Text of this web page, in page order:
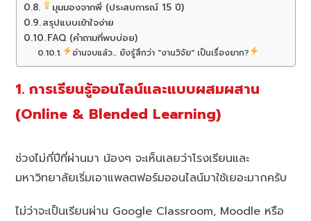
มุมมองจากพี่ (ประสบการณ์ 15 ปี)
สรุปแบบเข้าใจง่าย
FAQ (คำถามที่พบบ่อย)
อ่านจบแล้ว... ยังรู้สึกว่า "งานวิจัย" เป็นเรื่องยาก?
1. การเรียนรู้ออนไลน์และแบบผสมผสาน
(Online & Blended Learning)
ช่วงไม่กี่ปีที่ผ่านมา น้องๆ จะเห็นเลยว่าโรงเรียนและ
มหาวิทยาลัยเริ่มเอาแพลตฟอร์มออนไลน์มาใช้เยอะมากครับ
ไม่ว่าจะเป็นเรียนผ่าน Google Classroom, Moodle หรือ